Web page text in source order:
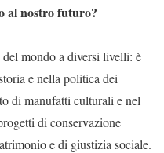
al nostro futuro?
mondo a diversi livelli: è
e nella politica dei
di manufatti culturali e nel
di conservazione
e di giustizia sociale.